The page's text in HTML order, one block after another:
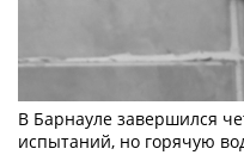
В Барнауле завершился
испытаний, но горячую